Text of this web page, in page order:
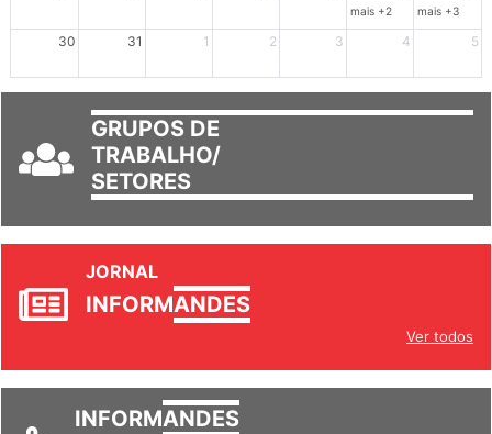
mais +2 mais +3
30 31 1 2 3 4 5
GRUPOS DE
TRABALHO/
SETORES
JORNAL
INFORMANDES
Ver todos
INFORMANDES